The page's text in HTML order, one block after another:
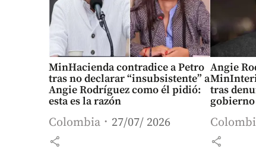
MinHacienda contradice a Petro
tras no declarar “insubsistente” a
Angie Rodríguez como él pidió:
esta es la razón
Colombia 27/07/ 2026
share
Angie
tras
gobierno
share